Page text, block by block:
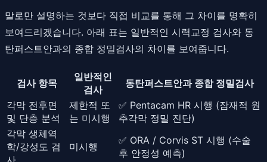
말로만 설명하는 것보다 직접 비교를 통해 그 차이를 명확히
보여드리겠습니다. 아래 표는 일반적인 시력교정 검사와 동
탄퍼스트안과의 종합 정밀검사의 차이를 보여줍니다.
검사 항목
일반적인
검사
동탄퍼스트안과 종합 정밀검사
각막 전후면
및 단층 분석
제한적 또
는 미시행
✅ Pentacam HR 시행 (잠재적 원
추각막 정밀 진단)
각막 생체역
학/강성도 검
사
미시행
✅ ORA / Corvis ST 시행 (수술
후 안정성 예측)